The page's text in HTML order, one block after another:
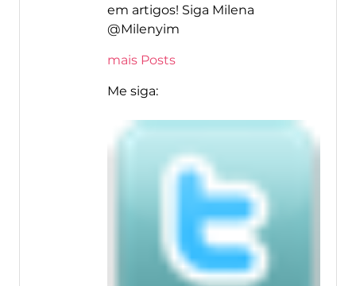
em artigos! Siga Milena
@Milenyim
mais Posts
Me siga: